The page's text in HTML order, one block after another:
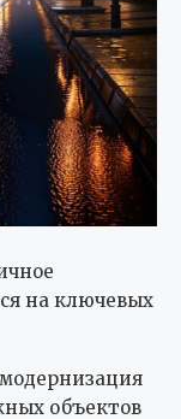
на ключевых
объектов